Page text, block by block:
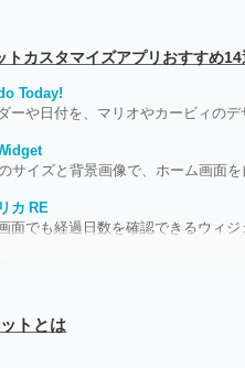
トカスタマイズアプリ おすすめ14
Today!
ーや日付を、マリオやカービィの
サイズと背景画像で、ホーム画面
カ RE
面でも経過日数を確認できるウィ
トとは